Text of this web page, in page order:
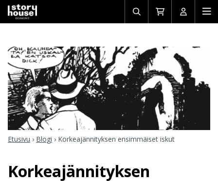
Avaa/sulje
haku
Siirry
ostoskoriin
Avaa/
Etusivu › Blogi › Korkeajännityksen ensimmäiset iskut
Korkeajännityksen